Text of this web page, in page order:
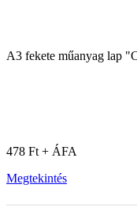
A3 fekete műanyag lap
478 Ft + ÁFA
Megtekintés